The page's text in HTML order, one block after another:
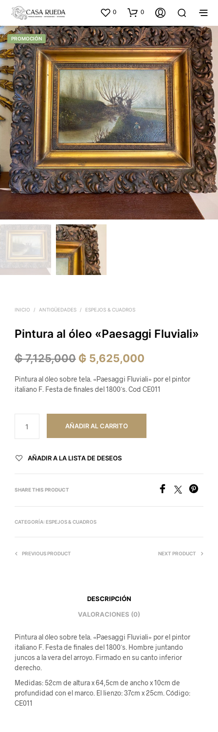
0 0
PROMOCIÓN
INICIO / ANTIGÜEDADES / ESPEJOS & CUADROS
Pintura al óleo «Paesaggi Fluviali»
₲7,125,000 El
precio
original
₲ 7,125,000.
₲ 5,625,000
precio
actual
Pintura al óleo sobre tela. «Paesaggi Fluviali» por el pintor
italiano F. Festa de finales del 1800´s. Cod CE011
AÑADIR AL CARRITO
AÑADIR A LA LISTA DE DESEOS
SHARE THIS PRODUCT
CATEGORÍA: ESPEJOS & CUADROS
PREVIOUS PRODUCT NEXT PRODUCT
DESCRIPCIÓN
VALORACIONES (0)
Pintura al óleo sobre tela. «Paesaggi Fluviali» por el pintor
italiano F. Festa de finales del 1800´s. Hombre juntando
juncos a la vera del arroyo. Firmado en su canto inferior
derecho.
Medidas: 52cm de altura x 64,5cm de ancho x 10cm de
profundidad con el marco. El lienzo: 37cm x 25cm. Código:
CE011